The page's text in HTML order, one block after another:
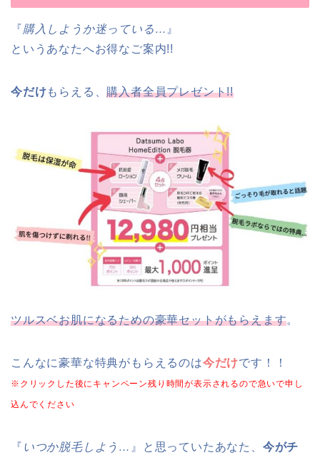
『 購入しようか迷っている… 』
というあなたへお得なご案内!!
今だけもらえる、購入者全員プレゼント!!
ツルスベお肌になるための豪華セットがもらえます。
こんなに豪華な特典がもらえるのは今だけです！！
※クリックした後にキャンペーン残り時間が表示されるので急いで申し
込んでください
『 いつか脱毛しよう… 』と思っていたあなた、 今がチ